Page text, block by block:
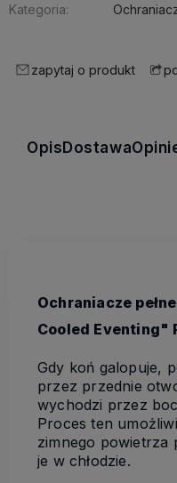
Kategoria:
zapytaj o produkt
OpisDostawa
Ochraniacze
Cooled Eventing"
Gdy koń galopuje,
przez przednie
wychodzi przez
Proces ten
zimnego powietrza
je w chłodzie.